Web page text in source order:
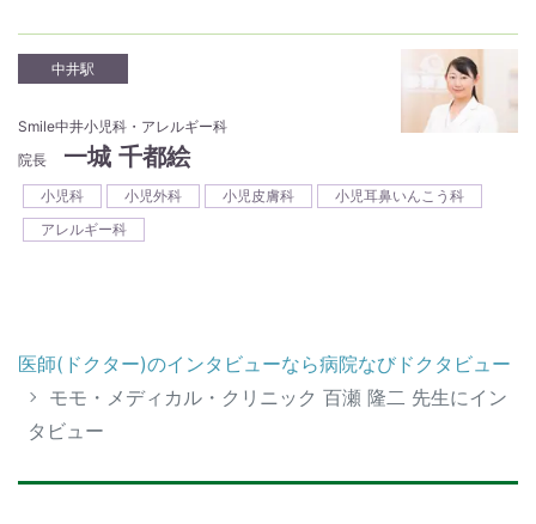
中井駅
Smile中井小児科・アレルギー科
院長
一城 千都絵
小児科 小児外科 小児皮膚科
小児耳鼻いんこう科
アレルギー科
医師(ドクター)のインタビューなら病院なびドクタビュー
モモ・メディカル・クリニック 百瀬 隆二 先生にイン
タビュー